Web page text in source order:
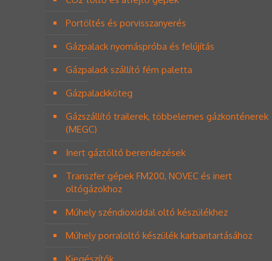
Portöltés és porvisszanyerés
Gázpalack nyomáspróba és felújítás
Gázpalack szállító fém paletta
Gázpalackköteg
Gázszállító trailerek, többelemes gázkonténerek
(MEGC)
Inert gáztöltő berendezések
Transzfer gépek FM200, NOVEC és inert
oltógázokhoz
Műhely széndioxiddal oltó készülékhez
Műhely porraloltó készülék karbantartásához